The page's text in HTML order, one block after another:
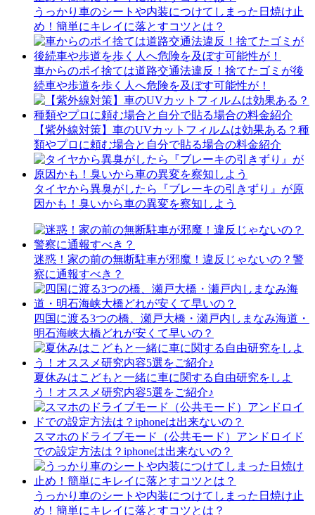
うっかり車のシートや内装につけてしまった日焼け止
め！簡単にキレイに落とすコツとは？
車からのポイ捨ては道路交通法違反！捨てたゴミが後
続車や歩道を歩く人へ危険を及ぼす可能性が！
【紫外線対策】車のUVカットフィルムは効果ある？種
類やプロに頼む場合と自分で貼る場合の料金紹介
タイヤから異臭がしたら『ブレーキの引きずり』が原
因かも！臭いから車の異変を察知しよう
迷惑！家の前の無断駐車が邪魔！違反じゃないの？警
察に通報すべき？
四国に渡る3つの橋、瀬戸大橋・瀬戸内しまなみ海道・
明石海峡大橋どれが安くて早いの？
夏休みはこどもと一緒に車に関する自由研究をしよ
う！オススメ研究内容5選をご紹介♪
スマホのドライブモード（公共モード）アンドロイド
での設定方法は？iphoneは出来ないの？
うっかり車のシートや内装につけてしまった日焼け止
め！簡単にキレイに落とすコツとは？